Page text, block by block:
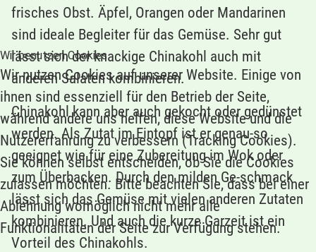
frisches Obst. Äpfel, Orangen oder Mandarinen
sind ideale Begleiter für das Gemüse. Sehr gut
lässt sich der knackige Chinakohl auch mit
anderen Salaten kombinieren.
Chinakohl kann aber auch gekocht oder gedünstet
werden. Als Zutat im Eintopf ist er genau-so
geeignet wie für eine Zubereitung im Wok oder
zum Überbacken. Durch den milden Ge-schmack
lässt sich das Gemüse mit vielen anderen Zutaten
kombinieren. Und auch die kurze Garzeit ist ein
Vorteil des Chinakohls.
Wir benutzen Cookies
Wir nutzen Cookies auf unserer Website. Einige von
ihnen sind essenziell für den Betrieb der Seite,
während andere uns helfen, diese Website und die
Nutzererfahrung zu verbessern (Tracking Cookies).
Sie können selbst entscheiden, ob Sie die Cookies
zulassen möchten. Bitte beachten Sie, dass bei einer
Ablehnung womöglich nicht mehr alle
Funktionalitäten der Seite zur Verfügung stehen.